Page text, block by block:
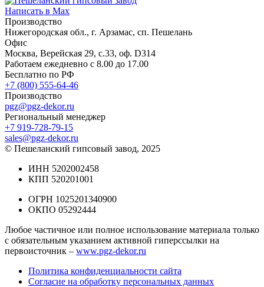
Написать в Max
Производство
Нижегородская обл., г. Арзамас, сп. Пешелань
Офис
Москва, Верейская 29, с.33, оф. D314
Работаем ежедневно с 8.00 до 17.00
Бесплатно по РФ
+7 (800) 555-64-46
Производство
pgz@pgz-dekor.ru
Региональный менеджер
+7 919-728-79-15
sales@pgz-dekor.ru
© Пешеланский гипсовый завод, 2025
ИНН 5202002458
КПП 520201001
ОГРН 1025201340900
ОКПО 05292444
Любое частичное или полное использование материала только
с обязательным указанием активной гиперссылки на
первоисточник – www.pgz-dekor.ru
Политика конфиденциальности сайта
Согласие на обработку персональных данных